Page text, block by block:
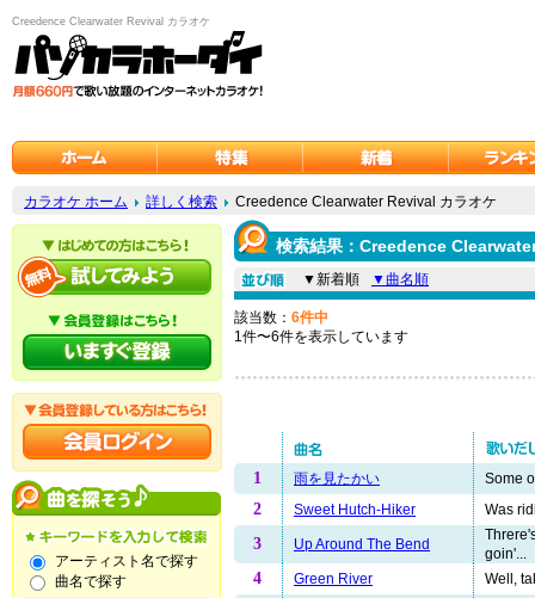
Creedence Clearwater Revival カラオケ
カラオケ ホーム 詳しく検索 Creedence Clearwater Revival カラオケ
アーティスト名で探す
曲名で探す
検索結果：Creedence
▼新着順 ▼曲名順
該当数： 6件中
1件〜6件を表示しています
1 雨を見たかい Some
2 Sweet Hutch-Hiker Was
3 Up Around The Bend
goin'...
4 Green River Well,